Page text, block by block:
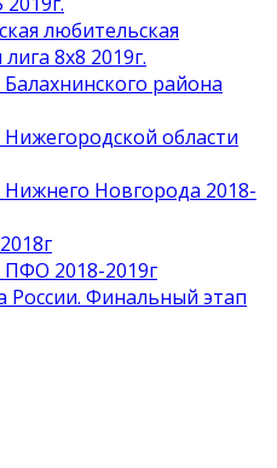
любительская
8х8 2019г.
района
области
Новгорода 2018-
2018-2019г
России. Финальный этап